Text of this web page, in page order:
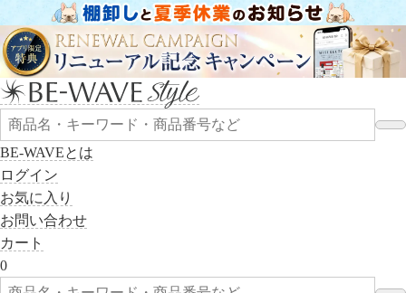
BE-WAVEとは
ログイン
お気に入り
お問い合わせ
カート
0